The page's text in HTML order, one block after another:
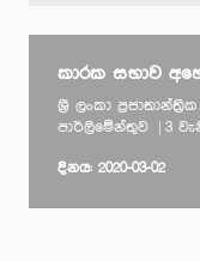
කාරක සභාව
ශ්‍රී ලංකා
පාර්ලිමේන්තුව | 3
දිනය: 2020-03-02